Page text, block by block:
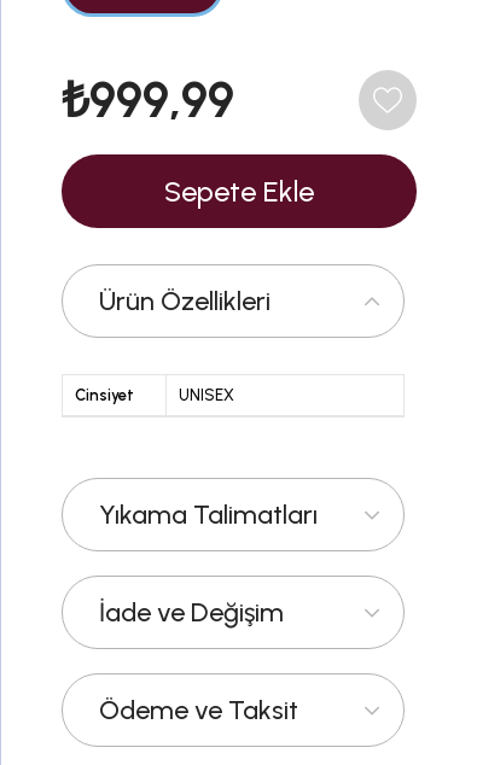
₺999,99
Ürün Özellikleri
Cinsiyet UNISEX
Yıkama Talimatları
İade ve Değişim
Ödeme ve Taksit